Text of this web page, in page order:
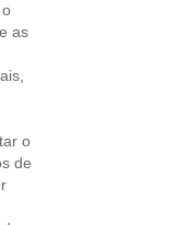
as
o
de